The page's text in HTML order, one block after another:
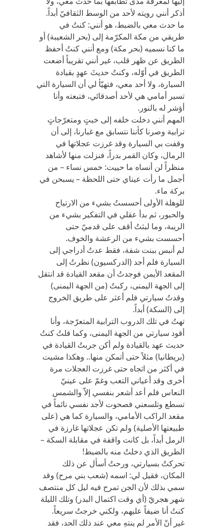
أذكر أنني رويته لأحد من الوسط الثقافيّ أبداً.
ما حدث معي بالضبط، هو أنني: كنتُ في
طريقي من مكة المكرّمة إلى (بحر الشعيبة) أو
ما كنا نسميه (بحر مكة) ومع أنني كنتُ أحفظ
الطريق عن ظهر قلب، غير أنني تقريباً أضعت
الطريق في أوّله، وكنتُ حديثَ عهدٍ بقيادة
السيارة، ولا أحد معي، فتهيّأ لي أن السيارة التي
تسير أمامي هي لأحد أصدقائي، فتبعته وأنا
أؤشر له بالنور.
المهم أنني دخلت خلفه إلى خبتٍ ومتعرّجاتٍ
ترابية وصرنا كأننا نتسابق مع غبارنا، إلى أن
وقفت بي السيارة وقد غرزت عجلاتها في
الرمال، وكان القمر بدراً، فنزلت منها لأشاهد
منظراً لن أنساه ما حييت: خمس نساء – من
أجمل ما رأت عيناي حتى اللحظة – يسبحن في
بركة ماء.
للوهلة الأولى أحسستُ بشيء من الارتياح
والحبور، ثم بدأ عقلي في التفكير بشيء من
الريبة، وما لبثتُ أقف على قدميّ حتى
أحسست بشيء من الرعشة والخوف.
لم أنبس ببنت شفة، فقط عدتُ أدراجي إلى
السيارة فلم أجد (الدركسيون) نظرتُ إلى
المقعد الأيمن فوجدتُ أن مقعد القيادة قد انتقل
إلى الجهة اليمنى، ركبتُ (من الجهة اليمنى)
وقدتُ سيارتي فلم أعثر على طريق الخروج
إلى (السكة) أبداً.
تهتُ في تلك الدروب الترابية المتعرّجة، وأنا
أقود سيارتي من الجهة اليمنى، وكما قلتُ كنتُ
حديث عهد بالقيادة ولم أكن جربتُ القيادة في
(بريطانيا) مثلاً حتى أتمكن منها.. وهكذا مشيت
في أكثر من اتجاه حتى غرزت العجلات مرة
أخرى وقد أعياني التعب وغمّ على عينيّ
النعاس فلم أعد أشعر بنفسي إلاّ والشمس
تسطع وتلسعني فصحوت لأجد نفسي نائماً في
مقعد الراكب الأمامي، والسيارة كما هي (على
طبيعتها الأصلية) ولم تكن عجلاتها غارزة في
الرمل أبداً، بل كانت واقفة في مقابلة السكة –
الطريق الذي دخلتُ منه بالضبط!
تحركتُ بسيارتي، ورحتُ أسأل عن ذلك
المكان، فقيل لي: اسمه (شعب بني مرح) وقد
سمي بذلك لأن الجن تمرح فيه ليل كل منتصف
شهر هجريّ (أي وقت اكتمال البدر) وتلك الليلة
كنتُ أنا ضيفاً عليهم، ولكني خرجتُ سريعاً.
غير أنّ الأمر لم ينتهِ معي عند ذلك الحد، فقد